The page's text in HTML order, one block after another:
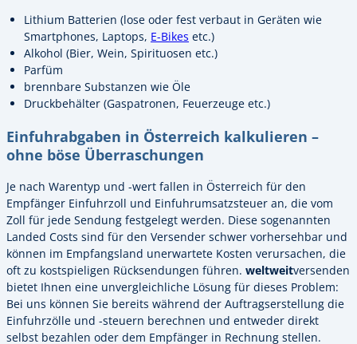
Lithium Batterien (lose oder fest verbaut in Geräten wie
Smartphones, Laptops, E-Bikes etc.)
Alkohol (Bier, Wein, Spirituosen etc.)
Parfüm
brennbare Substanzen wie Öle
Druckbehälter (Gaspatronen, Feuerzeuge etc.)
Einfuhrabgaben in Österreich kalkulieren –
ohne böse Überraschungen
Je nach Warentyp und -wert fallen in Österreich für den
Empfänger Einfuhrzoll und Einfuhrumsatzsteuer an, die vom
Zoll für jede Sendung festgelegt werden. Diese sogenannten
Landed Costs sind für den Versender schwer vorhersehbar und
können im Empfangsland unerwartete Kosten verursachen, die
oft zu kostspieligen Rücksendungen führen. weltweitversenden
bietet Ihnen eine unvergleichliche Lösung für dieses Problem:
Bei uns können Sie bereits während der Auftragserstellung die
Einfuhrzölle und -steuern berechnen und entweder direkt
selbst bezahlen oder dem Empfänger in Rechnung stellen.